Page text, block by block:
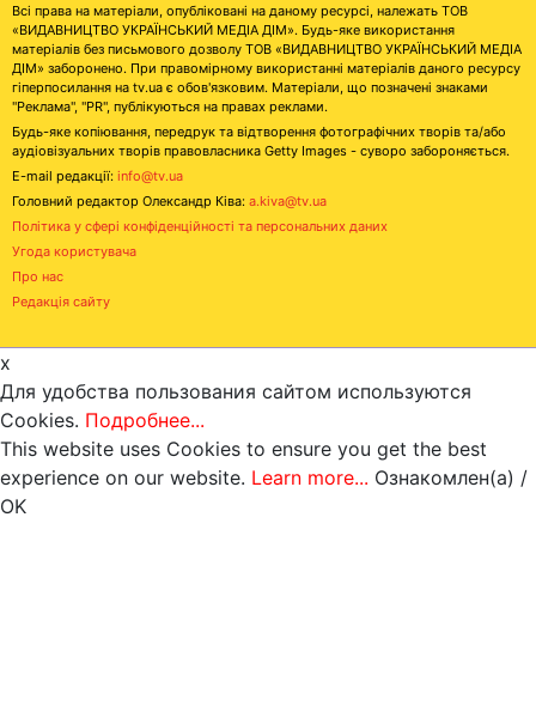
Всі права на матеріали, опубліковані на даному ресурсі, належать ТОВ
«ВИДАВНИЦТВО УКРАЇНСЬКИЙ МЕДІА ДІМ». Будь-яке використання
матеріалів без письмового дозволу ТОВ «ВИДАВНИЦТВО УКРАЇНСЬКИЙ МЕДІА
ДІМ» заборонено. При правомірному використанні матеріалів даного ресурсу
гіперпосилання на tv.ua є обов'язковим. Матеріали, що позначені знаками
"Реклама", "PR", публікуються на правах реклами.
Будь-яке копіювання, передрук та відтворення фотографічних творів та/або
аудіовізуальних творів правовласника Getty Images - суворо забороняється.
E-mail редакції: info@tv.ua
Головний редактор Олександр Ківа: a.kiva@tv.ua
Політика у сфері конфіденційності та персональних даних
Угода користувача
Про нас
Редакція сайту
x
Для удобства пользования сайтом используются
Cookies. Подробнее...
This website uses Cookies to ensure you get the best
experience on our website. Learn more... Ознакомлен(а) /
OK